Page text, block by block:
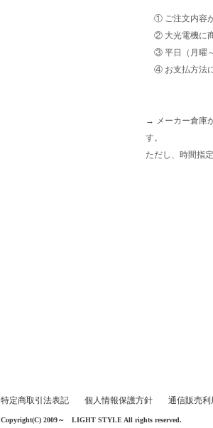
① ご注文内容
② 大光電機に商
③ 平日（月曜
④ お支払方法に
→ メーカー倉庫
す。
ただし、時間指
特定商取引法表記 個人情報保護方針 通信販売利
Copyright(C) 2009～ LIGHT STYLE All rights reserved.